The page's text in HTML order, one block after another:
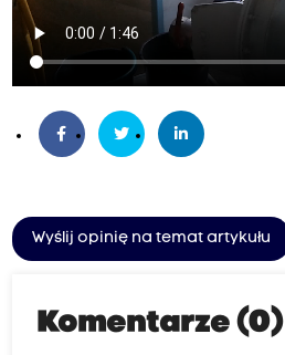
Wyślij opinię na temat artykułu
Komentarze (0)